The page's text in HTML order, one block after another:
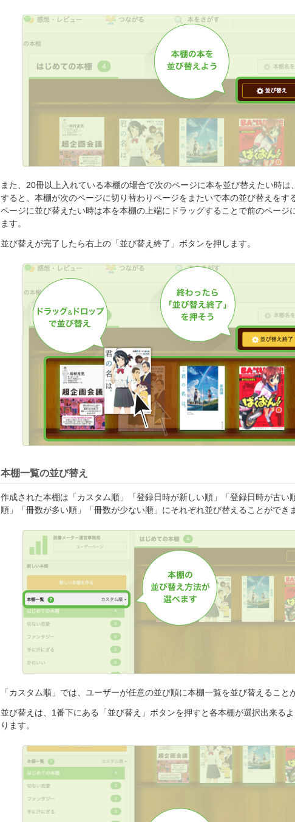
また、20冊以上入れている本棚の場合で次のページに本を並び替えたい時
すると、本棚が次のページに切り替わりページをまたいで本の並び替えをす
ページに並び替えたい時は本を本棚の上端にドラッグすることで前のページ
ます。
並び替えが完了したら右上の「並び替え終了」ボタンを押します。
本棚一覧の並び替え
作成された本棚は「カスタム順」「登録日時が新しい順」「登録日時が古い
順」「冊数が多い順」「冊数が少ない順」にそれぞれ並び替えることができ
「カスタム順」では、ユーザーが任意の並び順に本棚一覧を並び替えること
並び替えは、1番下にある「並び替え」ボタンを押すと各本棚が選択出来る
ります。